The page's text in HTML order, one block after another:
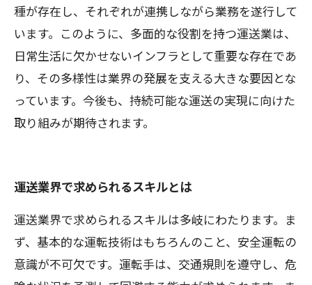
種が存在し、それぞれが連携しながら業務を遂行して
います。このように、多面的な役割を持つ運送業は、
日常生活に欠かせないインフラとして重要な存在であ
り、その多様性は業界の発展を支える大きな要因とな
っています。今後も、持続可能な運送の実現に向けた
取り組みが期待されます。
運送業界で求められるスキルとは
運送業界で求められるスキルは多岐にわたります。ま
ず、基本的な運転技術はもちろんのこと、安全運転の
意識が不可欠です。運転手は、交通規則を遵守し、危